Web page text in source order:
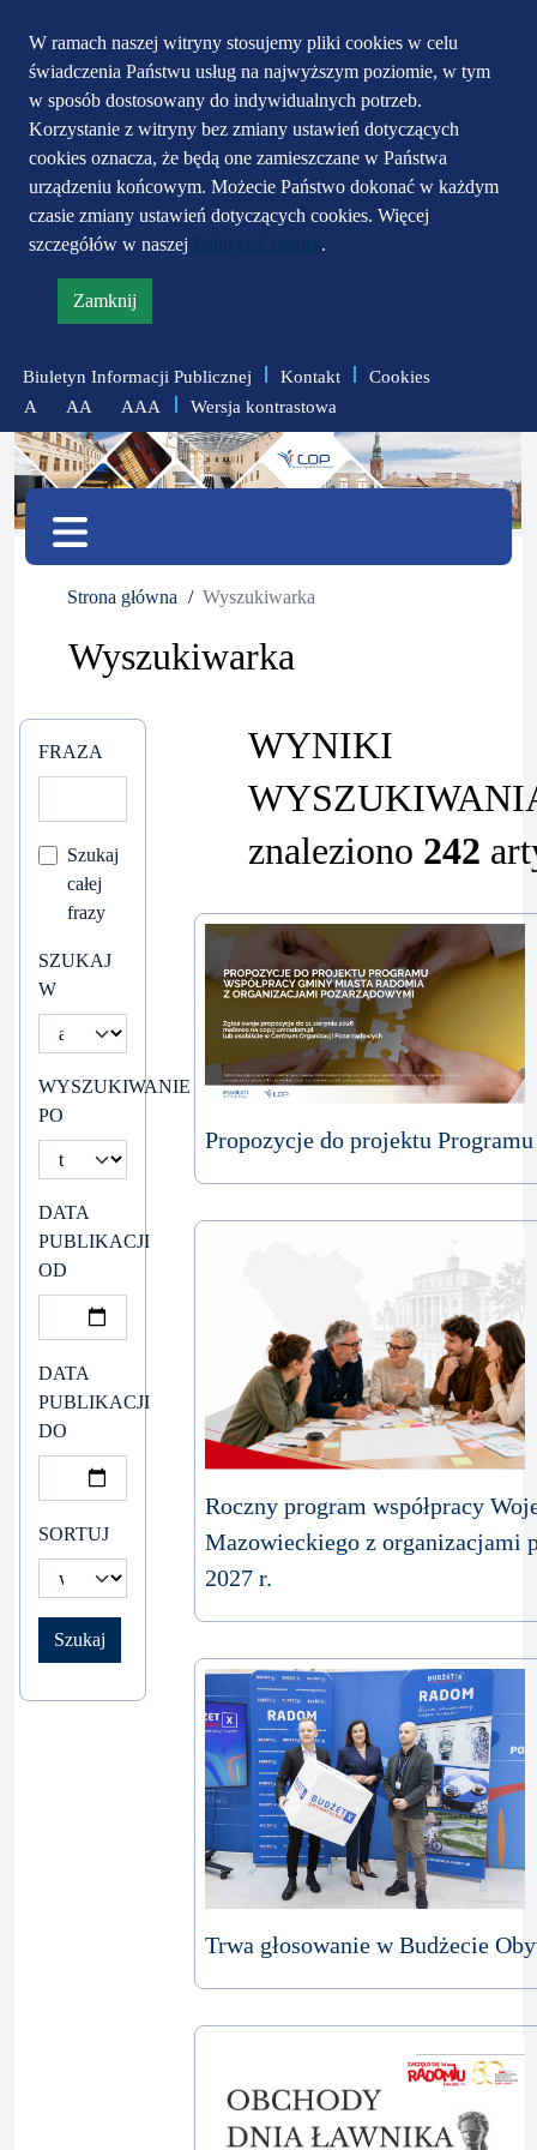
W ramach naszej witryny stosujemy pliki cookies w celu
świadczenia Państwu usług na najwyższym poziomie, w tym
w sposób dostosowany do indywidualnych potrzeb.
Korzystanie z witryny bez zmiany ustawień dotyczących
cookies oznacza, że będą one zamieszczane w Państwa
urządzeniu końcowym. Możecie Państwo dokonać w każdym
czasie zmiany ustawień dotyczących cookies. Więcej
szczegółów w naszej
.
Zamknij
informację
polityce
prywatności
Przejdź do głównego
menu
Przejdź do treści
Przejdź do mapy
serwisu
Biuletyn Informacji Publicznej Kontakt
Cookies
A
zmniejsz
czcionkę
AA
zresetuj
AAA
zwiększ
czcionkę
Wersja kontrastowa
Menu
Strona główna Wyszukiwarka
Wyszukiwarka
FRAZA
Szukaj
całej
frazy
SZUKAJ
W
WYSZUKIWANIE
PO
DATA
PUBLIKACJI
OD
DATA
PUBLIKACJI
DO
SORTUJ
Szukaj
WYNIKI
znaleziono 242
Propozycje do projektu Programu
Roczny program współpracy
Mazowieckiego z organizacjami
2027 r.
Trwa głosowanie w Budżecie